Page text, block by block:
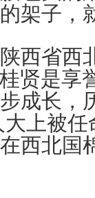
架子，
西省西
贤是享
成长，
上被
西北国